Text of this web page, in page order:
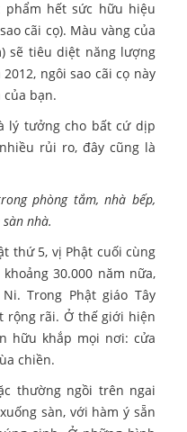
phẩm hết sức hữu hiệu
cãi cọ). Màu vàng của
sẽ tiêu diệt năng lượng
ngôi sao cãi cọ này
của bạn.
lý tưởng cho bất cứ dịp
rủi ro, đây cũng là
phòng tắm, nhà bếp,
nhà.
thứ 5, vị Phật cuối cùng
30.000 năm nữa,
Trong Phật giáo Tây
rộng rãi. Ở thế giới hiện
hữu khắp mọi nơi: cửa
chiền.
thường ngồi trên ngai
sàn, với hàm ý sẵn